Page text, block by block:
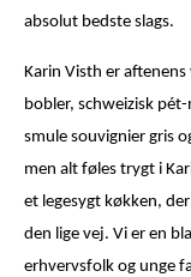
absolut bedste slags.
Karin Visth er
bobler, schweizisk
smule souvignier gris
men alt føles trygt i
et legesygt køkken,
den lige vej. Vi er en
erhvervsfolk og unge